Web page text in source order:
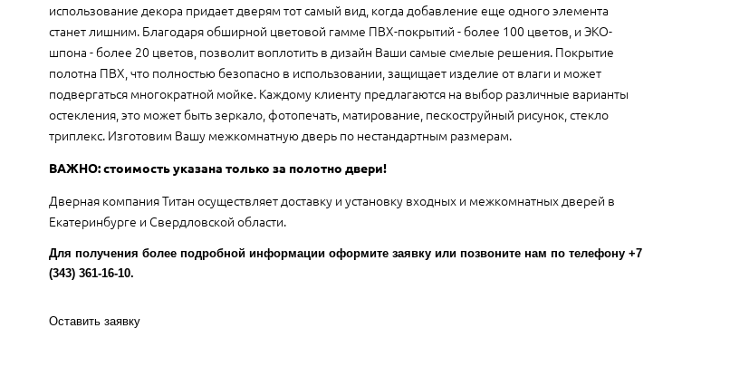
использование декора придает дверям тот самый вид, когда добавление еще одного элемента
станет лишним. Благодаря обширной цветовой гамме ПВХ-покрытий - более 100 цветов, и ЭКО-
шпона - более 20 цветов, позволит воплотить в дизайн Ваши самые смелые решения. Покрытие
полотна ПВХ, что полностью безопасно в использовании, защищает изделие от влаги и может
подвергаться многократной мойке. Каждому клиенту предлагаются на выбор различные варианты
остекления, это может быть зеркало, фотопечать, матирование, пескоструйный рисунок, стекло
триплекс. Изготовим Вашу межкомнатную дверь по нестандартным размерам.
ВАЖНО: стоимость указана только за полотно двери!
Дверная компания Титан осуществляет доставку и установку входных и межкомнатных дверей в
Екатеринбурге и Свердловской области.
Для получения более подробной информации оформите заявку или позвоните нам по телефону +7
(343) 361-16-10.
Оставить заявку